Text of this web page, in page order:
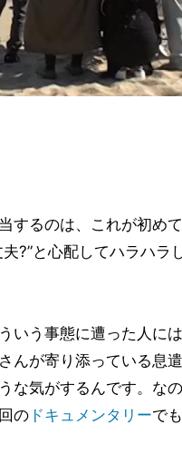
するのは、これが初め
?”と心配してハラハラ
いう事態に遭った人に
んが寄り添っている息
な気がするんです。な
の ドキュメンタリーで